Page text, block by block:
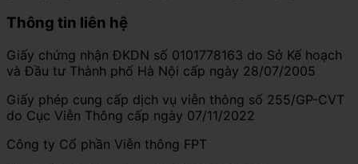
Thông tin liên hệ
Giấy chứng nhận ĐKDN số 0101778163 do Sở Kế hoạch
và Đầu tư Thành phố Hà Nội cấp ngày 28/07/2005
Giấy phép cung cấp dịch vụ viễn thông số 255/GP-CVT
do Cục Viễn Thông cấp ngày 07/11/2022
Công ty Cổ phần Viễn thông FPT